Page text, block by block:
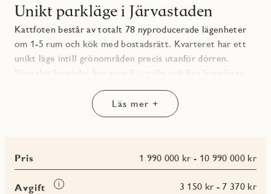
Unikt parkläge i Järvastaden
Kattfoten består av totalt 78 nyproducerade lägenheter
om 1-5 rum och kök med bostadsrätt. Kvarteret har ett
unikt läge intill grönområden precis utanför dörren.
Flertalet bostäder har även fri utsikt och fina hörnlägen.
på lägenheten får du öppen planlösning, gott om förvaring
och energieffektiva vitvaror. Se alla bostäder i
De allra flesta lägenheterna får balkong eller uteplats,
flera med fritt och grönskande läge med härlig
Läs mer +
Pris 1 990 000 kr - 10 990 000 kr
Avgift
Läs
3 150 kr - 7 370 kr